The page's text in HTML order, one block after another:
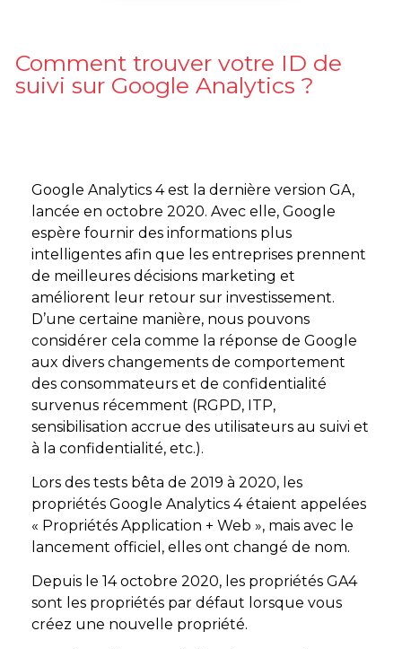
Comment trouver votre ID de
suivi sur Google Analytics ?
Google Analytics 4 est la dernière version GA,
lancée en octobre 2020. Avec elle, Google
espère fournir des informations plus
intelligentes afin que les entreprises prennent
de meilleures décisions marketing et
améliorent leur retour sur investissement.
D’une certaine manière, nous pouvons
considérer cela comme la réponse de Google
aux divers changements de comportement
des consommateurs et de confidentialité
survenus récemment (RGPD, ITP,
sensibilisation accrue des utilisateurs au suivi et
à la confidentialité, etc.).
Lors des tests bêta de 2019 à 2020, les
propriétés Google Analytics 4 étaient appelées
« Propriétés Application + Web », mais avec le
lancement officiel, elles ont changé de nom.
Depuis le 14 octobre 2020, les propriétés GA4
sont les propriétés par défaut lorsque vous
créez une nouvelle propriété.